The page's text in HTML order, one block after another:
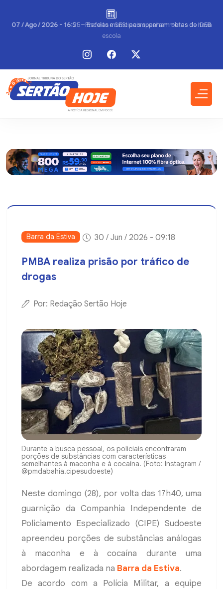
07 / Ago / 2026 - 16:25 - Escolas municipais superam metas do IDEB
Barra da Estiva 30 / Jun / 2026 - 09:18
PMBA realiza prisão por tráfico de
drogas
Por: Redação Sertão Hoje
Durante a busca pessoal, os policiais encontraram
porções de substâncias com características
semelhantes à maconha e à cocaína. (Foto: Instagram /
@pmdabahia.cipesudoeste)
Neste domingo (28), por volta das 17h40, uma
guarnição da Companhia Independente de
Policiamento Especializado (CIPE) Sudoeste
apreendeu porções de substâncias análogas
à maconha e à cocaína durante uma
abordagem realizada na Barra da Estiva.
De acordo com a Polícia Militar, a equipe